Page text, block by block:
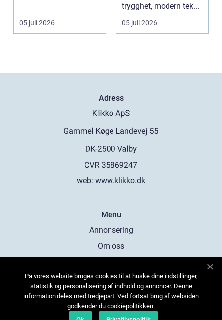
...
05 juli 2026
trygghet, modern tek...
05 juli 2026
Adress
web: www.klikko.dk
Menu
Annonsering
Om oss
Kontakta oss
Sitemap
På vores website bruges cookies til at huske dine indstillinger,
statistik og personalisering af indhold og annoncer. Denne
information deles med tredjepart. Ved fortsat brug af websiden
godkender du cookiepolitikken.